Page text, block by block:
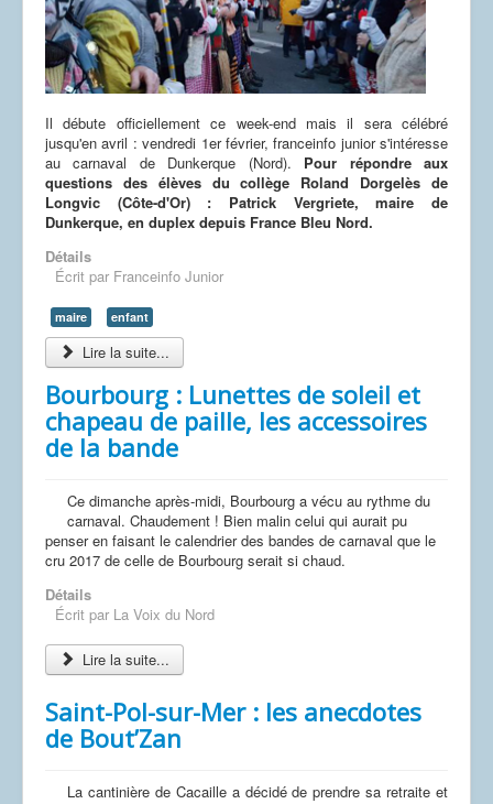
Il débute officiellement ce week-end mais il sera célébré
jusqu'en avril : vendredi 1er février, franceinfo junior s'intéresse
au carnaval de Dunkerque (Nord). Pour répondre aux
questions des élèves du collège Roland Dorgelès de
Longvic (Côte-d'Or) : Patrick Vergriete, maire de
Dunkerque, en duplex depuis France Bleu Nord.
Détails
Écrit par Franceinfo Junior
maire enfant
Lire la suite...
Bourbourg : Lunettes de soleil et
chapeau de paille, les accessoires
de la bande
Ce dimanche après-midi, Bourbourg a vécu au rythme du
carnaval. Chaudement ! Bien malin celui qui aurait pu
penser en faisant le calendrier des bandes de carnaval que le
cru 2017 de celle de Bourbourg serait si chaud.
Détails
Écrit par La Voix du Nord
Lire la suite...
Saint-Pol-sur-Mer : les anecdotes
de Bout’Zan
La cantinière de Cacaille a décidé de prendre sa retraite et